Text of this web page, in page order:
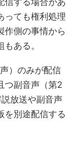
っても権利処理
作側の事情から
ある。
）のみが配信
つ副音声（第2
放送や副音声
を別途配信する